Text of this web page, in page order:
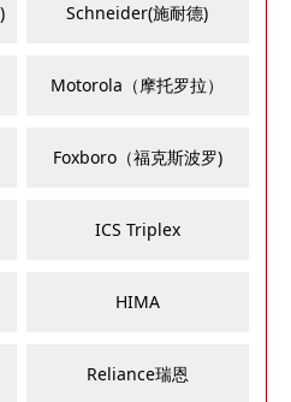
Schneider(施耐德)
Motorola（摩托罗拉）
Foxboro（福克斯波罗)
ICS Triplex
HIMA
Reliance瑞恩